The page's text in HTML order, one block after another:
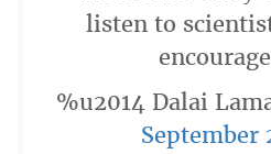
listen to
%u2014 Dalai
September